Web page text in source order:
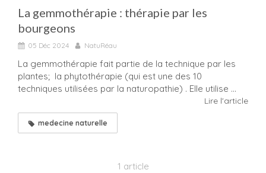
La gemmothérapie : thérapie par les
bourgeons
05 Déc 2024 NatuRéau
La gemmothérapie fait partie de la technique par les
plantes; la phytothérapie (qui est une des 10
techniques utilisées par la naturopathie) . Elle utilise ...
Lire l'article
medecine naturelle
1 article